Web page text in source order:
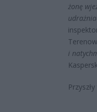
żonę
i